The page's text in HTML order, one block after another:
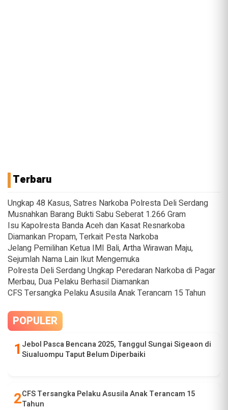
Terbaru
Ungkap 48 Kasus, Satres Narkoba Polresta Deli Serdang
Musnahkan Barang Bukti Sabu Seberat 1.266 Gram
Isu Kapolresta Banda Aceh dan Kasat Resnarkoba
Diamankan Propam, Terkait Pesta Narkoba
Jelang Pemilihan Ketua IMI Bali, Artha Wirawan Maju,
Sejumlah Nama Lain Ikut Mengemuka
Polresta Deli Serdang Ungkap Peredaran Narkoba di Pagar
Merbau, Dua Pelaku Berhasil Diamankan
CFS Tersangka Pelaku Asusila Anak Terancam 15 Tahun
POPULER
Jebol Pasca Bencana 2025, Tanggul Sungai Sigeaon di
Siualuompu Taput Belum Diperbaiki
CFS Tersangka Pelaku Asusila Anak Terancam 15
Tahun